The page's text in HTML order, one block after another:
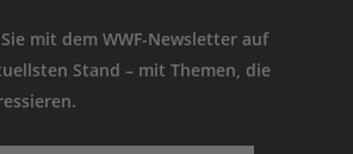
mit dem WWF-Newsletter auf
Stand – mit Themen, die